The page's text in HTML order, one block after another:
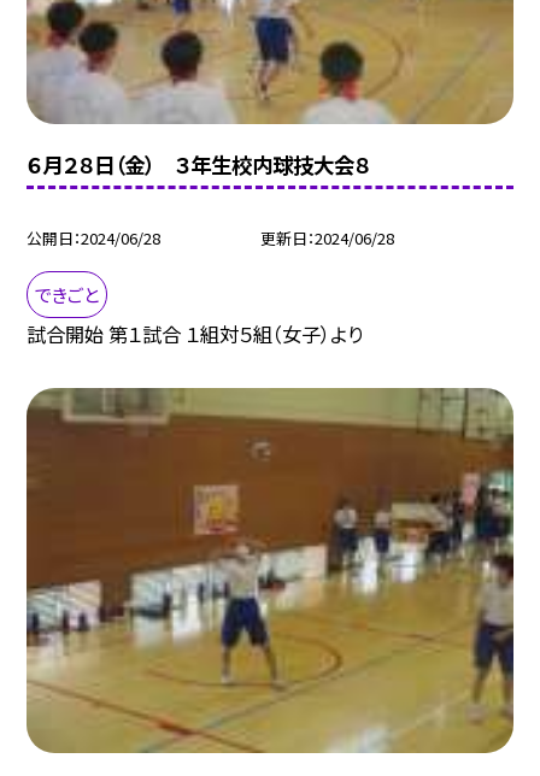
６月２８日（金） ３年生校内球技大会８
公開日 2024/06/28 更新日 2024/06/28
できごと
試合開始 第１試合 １組対５組（女子）より